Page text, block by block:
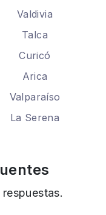
Valdivia
Talca
Curicó
Arica
Valparaíso
La Serena